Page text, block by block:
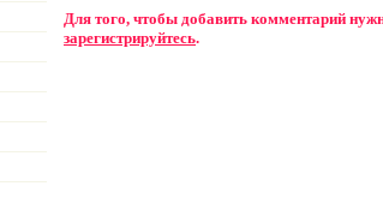
Для того, чтобы добавить комментарий
зарегистрируйтесь.